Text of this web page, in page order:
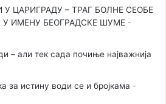
У ЦАРИГРАДУ – ТРАГ БОЛНЕ СЕОБЕ
ИМЕНУ БЕОГРАДСКЕ ШУМЕ
– али тек сада почиње најважнија
за истину води се и бројкама